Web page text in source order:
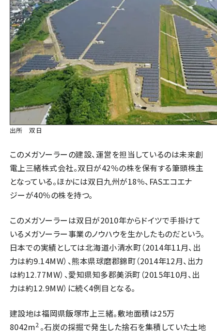
出所 双日
このメガソーラーの建設、運営を担当しているのは未来創
電上三緒株式会社。双日が42％の株を保有する筆頭株主
となっている。ほかには双日九州が18％、FASエコエナ
ジーが40％の株を持つ。
このメガソーラーは双日が2010年からドイツで手掛けて
いるメガソーラー事業のノウハウを生かしたものだという。
日本での実績としては北海道小清水町（2014年11月、出
力は約9.14MW）、熊本県球磨郡錦町（2014年12月、出力
は約12.77MW）、愛知県知多郡美浜町（2015年10月、出
力は約12.9MW）に続く4例目となる。
建設地は福岡県飯塚市上三緒。敷地面積は25万
8042m2 。石炭の採掘で発生した捨石を集積していた土地